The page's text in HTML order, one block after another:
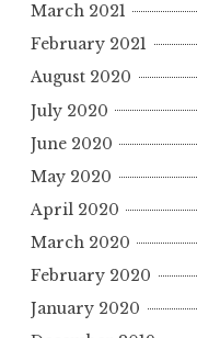
March 2021
February 2021
August 2020
July 2020
June 2020
May 2020
April 2020
March 2020
February 2020
January 2020